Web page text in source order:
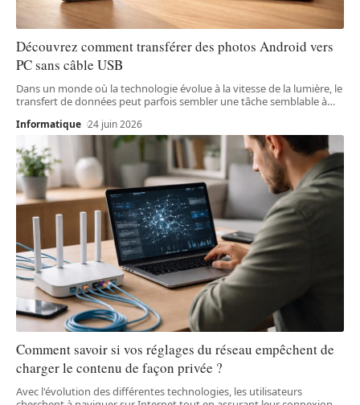
Découvrez comment transférer des photos Android vers
PC sans câble USB
Dans un monde où la technologie évolue à la vitesse de la lumière, le
transfert de données peut parfois sembler une tâche semblable à…
Informatique 24 juin 2026
Comment savoir si vos réglages du réseau empêchent de
charger le contenu de façon privée ?
Avec l'évolution des différentes technologies, les utilisateurs